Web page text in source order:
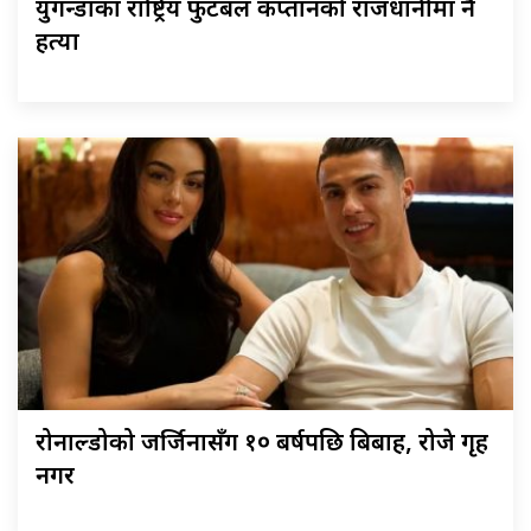
युगन्डाका राष्ट्रिय फुटबल कप्तानको राजधानीमा नै
हत्या
रोनाल्डोको जर्जिनासँग १० बर्षपछि बिबाह, रोजे गृह
नगर